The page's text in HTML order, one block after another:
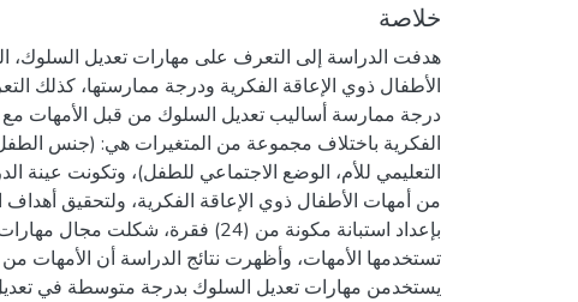
خلاصة
هدفت الدراسة إلى التعرف على مهارات تعديل السلوك،
الأطفال ذوي الإعاقة الفكرية ودرجة ممارستها، كذلك
درجة ممارسة أساليب تعديل السلوك من قبل الأمهات مع
الفكرية باختلاف مجموعة من المتغيرات هي: (جنس
من أمهات الأطفال ذوي الإعاقة الفكرية، ولتحقيق أهداف
بإعداد استبانة مكونة من (24) فقرة، شكلت
تستخدمها الأمهات، وأظهرت نتائج الدراسة أن الأمهات من
يستخدمن مهارات تعديل السلوك بدرجة متوسطة في